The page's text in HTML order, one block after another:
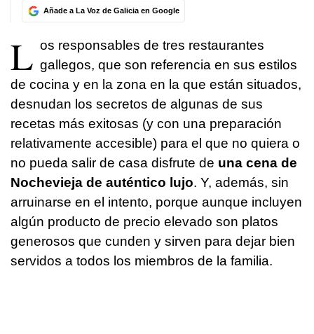
Añade a La Voz de Galicia en Google
L os responsables de tres restaurantes
gallegos, que son referencia en sus estilos
de cocina y en la zona en la que están situados,
desnudan los secretos de algunas de sus
recetas más exitosas (y con una preparación
relativamente accesible) para el que no quiera o
no pueda salir de casa disfrute de una cena de
Nochevieja de auténtico lujo. Y, además, sin
arruinarse en el intento, porque aunque incluyen
algún producto de precio elevado son platos
generosos que cunden y sirven para dejar bien
servidos a todos los miembros de la familia.